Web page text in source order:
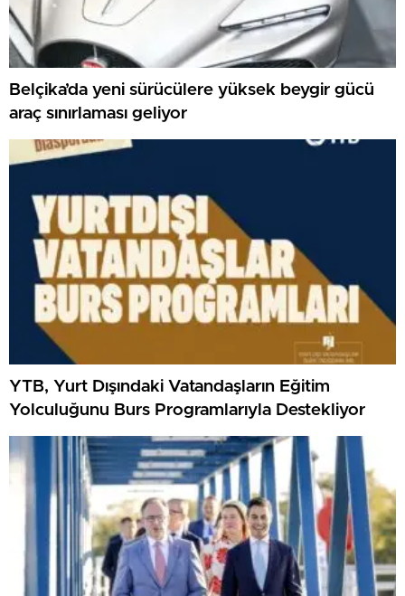
Belçika’da yeni sürücülere yüksek beygir gücü
araç sınırlaması geliyor
YTB, Yurt Dışındaki Vatandaşların Eğitim
Yolculuğunu Burs Programlarıyla Destekliyor